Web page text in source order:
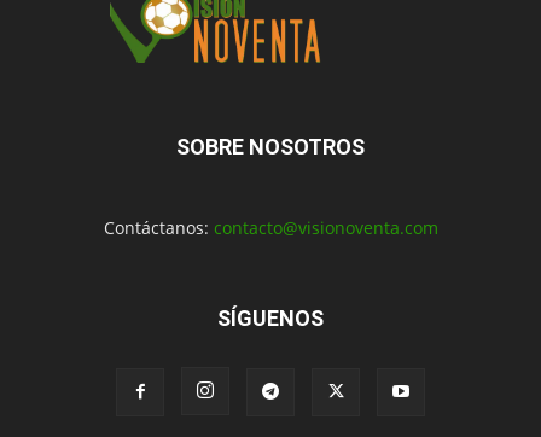
SOBRE NOSOTROS
Contáctanos: contacto@visionoventa.com
SÍGUENOS